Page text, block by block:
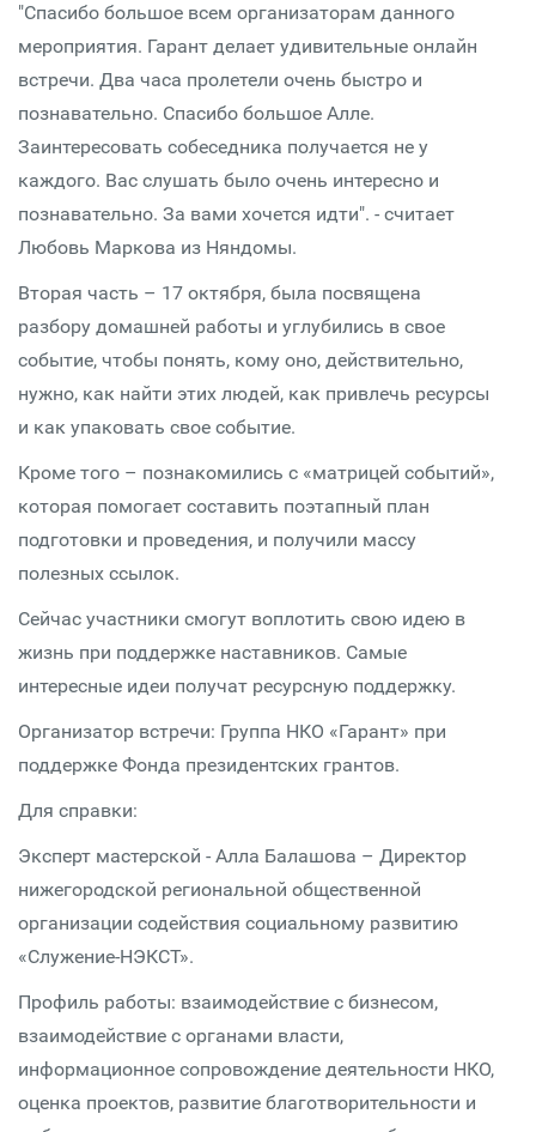
"Спасибо большое всем организаторам данного
мероприятия. Гарант делает удивительные онлайн
встречи. Два часа пролетели очень быстро и
познавательно. Спасибо большое Алле.
Заинтересовать собеседника получается не у
каждого. Вас слушать было очень интересно и
познавательно. За вами хочется идти". - считает
Любовь Маркова из Няндомы.
Вторая часть – 17 октября, была посвящена
разбору домашней работы и углубились в свое
событие, чтобы понять, кому оно, действительно,
нужно, как найти этих людей, как привлечь ресурсы
и как упаковать свое событие.
Кроме того – познакомились с «матрицей событий»,
которая помогает составить поэтапный план
подготовки и проведения, и получили массу
полезных ссылок.
Сейчас участники смогут воплотить свою идею в
жизнь при поддержке наставников. Самые
интересные идеи получат ресурсную поддержку.
Организатор встречи: Группа НКО «Гарант» при
поддержке Фонда президентских грантов.
Для справки:
Эксперт мастерской - Алла Балашова – Директор
нижегородской региональной общественной
организации содействия социальному развитию
«Служение-НЭКСТ».
Профиль работы: взаимодействие с бизнесом,
взаимодействие с органами власти,
информационное сопровождение деятельности НКО,
оценка проектов, развитие благотворительности и